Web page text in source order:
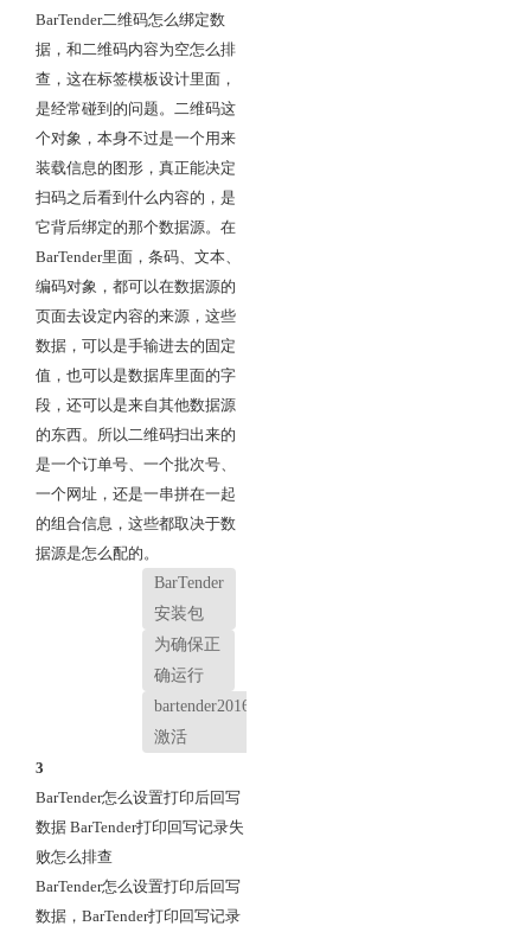
BarTender二维码怎么绑定数
据，和二维码内容为空怎么排
查，这在标签模板设计里面，
是经常碰到的问题。二维码这
个对象，本身不过是一个用来
装载信息的图形，真正能决定
扫码之后看到什么内容的，是
它背后绑定的那个数据源。在
BarTender里面，条码、文本、
编码对象，都可以在数据源的
页面去设定内容的来源，这些
数据，可以是手输进去的固定
值，也可以是数据库里面的字
段，还可以是来自其他数据源
的东西。所以二维码扫出来的
是一个订单号、一个批次号、
一个网址，还是一串拼在一起
的组合信息，这些都取决于数
据源是怎么配的。
BarTender
安装包
为确保正
确运行
bartender2016
激活
3
BarTender怎么设置打印后回写
数据 BarTender打印回写记录失
败怎么排查
BarTender怎么设置打印后回写
数据，BarTender打印回写记录